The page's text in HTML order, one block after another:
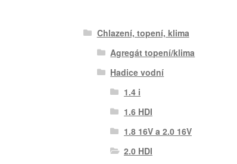
Chlazení, topení, klima
Agregát topení/klima
Hadice vodní
1.4 i
1.6 HDI
1.8 16V a 2.0 16V
2.0 HDI